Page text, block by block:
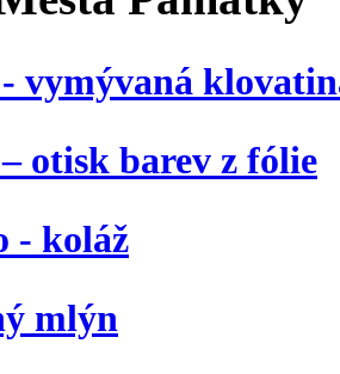
vymývaná
otisk barev z fólie
- koláž
mlýn